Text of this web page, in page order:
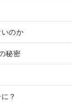
のか
秘密
？